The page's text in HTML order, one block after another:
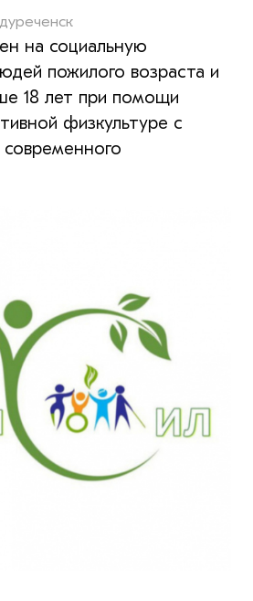
на социальную
пожилого возраста и
18 лет при помощи
физкультуре с